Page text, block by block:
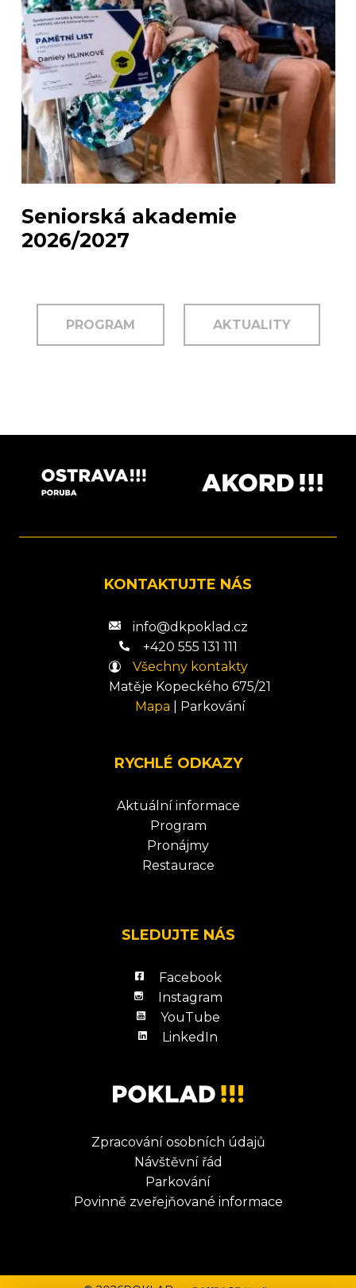
Seniorská akademie
2026/2027
PROGRAM AKTUALITY
KONTAKTUJTE NÁS
info@dkpoklad.cz
+420 555 131 111
Všechny kontakty
Matěje Kopeckého 675/21
Mapa
Parkování
RYCHLÉ ODKAZY
Aktuální informace
Program
Pronájmy
Restaurace
SLEDUJTE NÁS
Facebook
Instagram
YouTube
LinkedIn
Zpracování osobních údajů
Návštěvní řád
Parkování
Povinně zveřejňované informace